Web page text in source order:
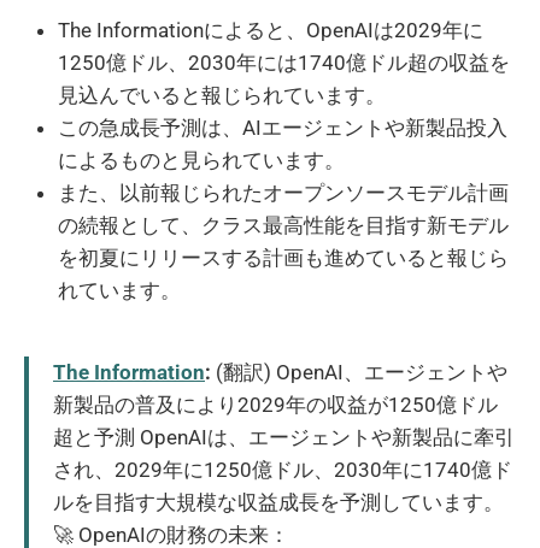
The Informationによると、OpenAIは2029年に
1250億ドル、2030年には1740億ドル超の収益を
見込んでいると報じられています。
この急成長予測は、AIエージェントや新製品投入
によるものと見られています。
また、以前報じられたオープンソースモデル計画
の続報として、クラス最高性能を目指す新モデル
を初夏にリリースする計画も進めていると報じら
れています。
The Information: (翻訳) OpenAI、エージェントや
新製品の普及により2029年の収益が1250億ドル
超と予測 OpenAIは、エージェントや新製品に牽引
され、2029年に1250億ドル、2030年に1740億ド
ルを目指す大規模な収益成長を予測しています。
🚀 OpenAIの財務の未来：